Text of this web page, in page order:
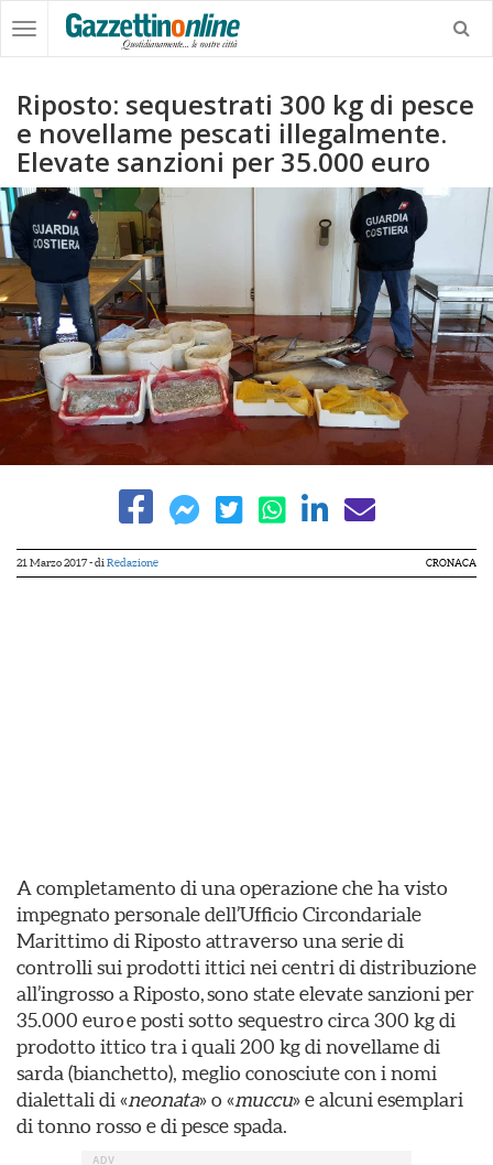
Riposto: sequestrati 300 kg di pesce
e novellame pescati illegalmente.
Elevate sanzioni per 35.000 euro
21 Marzo 2017- di Redazione CRONACA
A completamento di una operazione che ha visto
impegnato personale dell’Ufficio Circondariale
Marittimo di Riposto attraverso una serie di
controlli sui prodotti ittici nei centri di distribuzione
all’ingrosso a Riposto, sono state elevate sanzioni per
35.000 euro e posti sotto sequestro circa 300 kg di
prodotto ittico tra i quali 200 kg di novellame di
sarda (bianchetto), meglio conosciute con i nomi
dialettali di «neonata» o «muccu» e alcuni esemplari
di tonno rosso e di pesce spada.